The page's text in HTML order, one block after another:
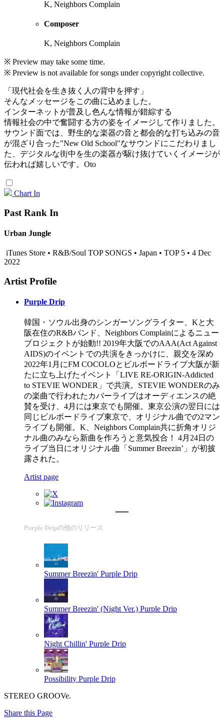
K, Neighbors Complain
Composer
K, Neighbors Complain
※ Preview may take some time.
※ Preview is not available for songs under copyright collective.
「現代社会を生き抜く人の背中を押す」
そんなメッセージをこの曲に込めました。
インターネットが普及し色んな情報が錯綜する
情報社会の中で奮闘する方の姿をイメージして作りました。
サウンド面では、野生的な楽器の音と都会的な打ち込みの音
が混ざり合った"New Old School"なサウンドにこだわりまし
た、デジタルな街中を生の楽器が駆け抜けていくイメージが
伝われば嬉しいです。Oto
Chart In
Past Rank In
Urban Jungle
iTunes Store • R&B/Soul TOP SONGS • Japan • TOP 5 • 4 Dec
2022
Artist Profile
Purple Drip
韓国・ソウル出身のシンガーソングライター、Kと大
阪在住のR&Bバンド、Neighbors Complainによるニュー
プロジェクトが始動!! 2019年大阪でのAAA(Act Against
AIDS)のイベントでの共演をきっかけに、親交を深め
2022年1月にFM COCOLOとビルボードライブ大阪が新
たに立ち上げたイベント「LIVE RE-ORIGIN-Addicted
to STEVIE WONDER」で共演。STEVIE WONDERのみ
の楽曲で行われたカバーライブはオーディエンスの絶
賛を受け、4月には東京でも開催。東京公演の翌日には
同じビルボードライブ東京で、オリジナル曲での2マン
ライブも開催。K、Neighbors Complain共に折角オリジ
ナル曲のみなら新曲を作ろうと意気投合！ 4月24日の
ライブ当日にオリジナル曲「Summer Breezin’」が初披
露された。
Artist page
Purple Dripの他のリリース
Summer Breezin' Purple Drip
Summer Breezin' (Night Ver.) Purple Drip
Night Chillin' Purple Drip
Possibility Purple Drip
STEREO GROOVe.
Share this Page